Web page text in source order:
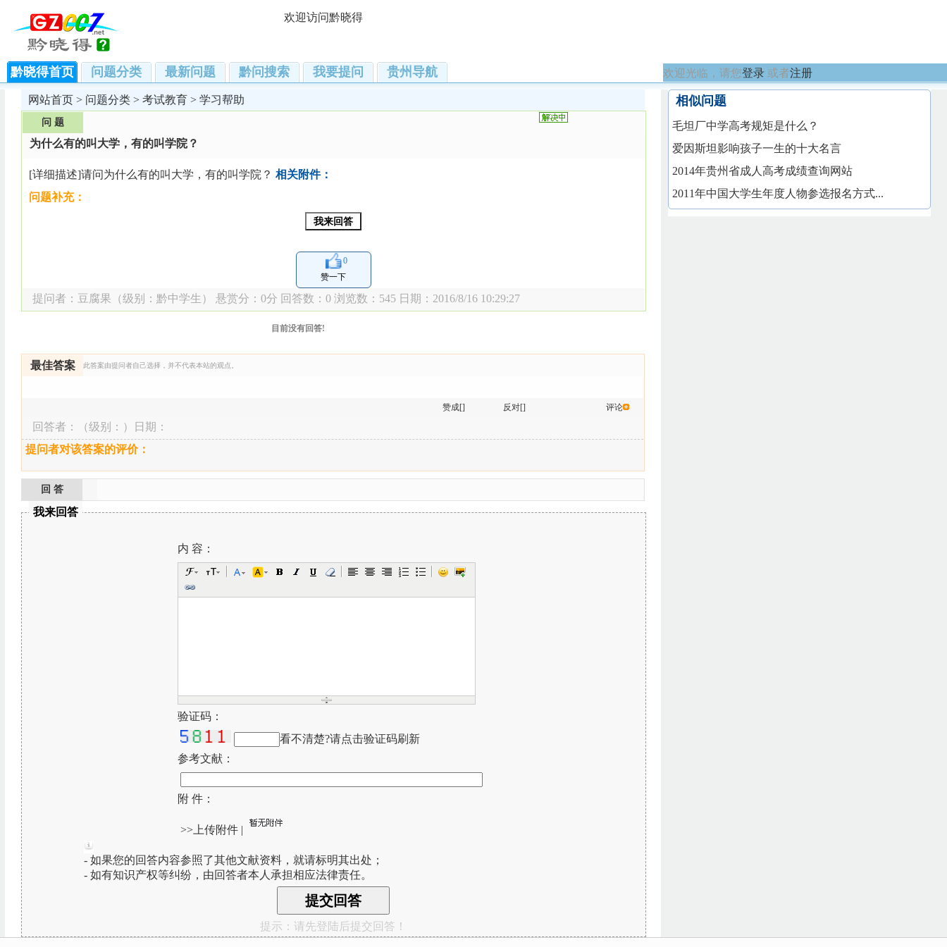
欢迎访问黔晓得
黔晓得首页 问题分类 最新问题 黔问搜索 我要提问 贵州导航 欢迎光临，请您登录或者注册
网站首页 > 问题分类 > 考试教育 > 学习帮助
问 题
为什么有的叫大学，有的叫学院？
[详细描述]请问为什么有的叫大学，有的叫学院？ 相关附件：
问题补充：
0
赞一下
提问者： 豆腐果 （级别：黔中学生） 悬赏分：0分 回答数：0 浏览数： 545 日期：2016/8/16 10:29:27
目前没有回答!
最佳答案 此答案由提问者自己选择，并不代表本站的观点。
赞成[] 反对[] 评论
回答者：
（级别：）日期：
提问者对该答案的评价：
回 答
我来回答
内 容：
验证码：
看不清楚?请点击验证码刷新
参考文献：
附 件：
>>上传附件|
- 如果您的回答内容参照了其他文献资料，就请标明其出处；
- 如有知识产权等纠纷，由回答者本人承担相应法律责任。
提示：请先登陆后提交回答！
相似问题
毛坦厂中学高考规矩是什么？
爱因斯坦影响孩子一生的十大名言
2014年贵州省成人高考成绩查询网站
2011年中国大学生年度人物参选报名方式...